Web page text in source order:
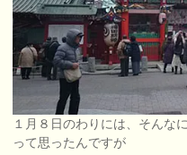
１月８日のわりには、そんな
って思ったんですが